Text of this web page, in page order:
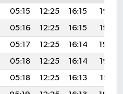
05:15 12:25 16:15
19:26
05:16 12:25 16:15
19:25
05:17 12:25 16:14
19:24
05:18 12:25 16:14
19:22
05:18 12:25 16:13
19:21